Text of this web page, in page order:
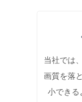
当社では
画質を落
小できる